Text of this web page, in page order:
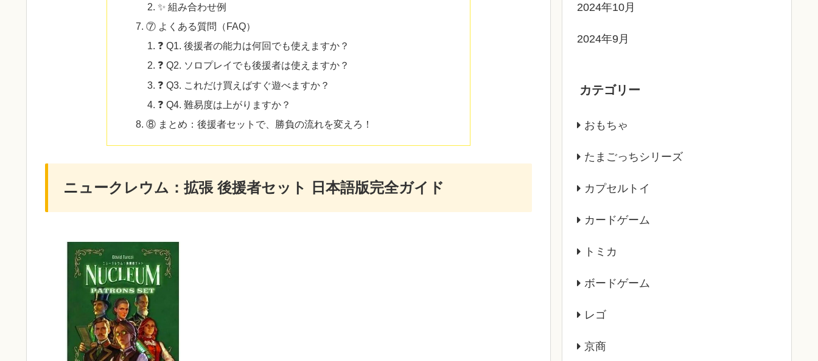
✨ 組み合わせ例
⑦ よくある質問（FAQ）
❓ Q1. 後援者の能力は何回でも使えますか？
❓ Q2. ソロプレイでも後援者は使えますか？
❓ Q3. これだけ買えばすぐ遊べますか？
❓ Q4. 難易度は上がりますか？
⑧ まとめ：後援者セットで、勝負の流れを変えろ！
ニュークレウム：拡張 後援者セット 日本語版完全ガイド
2024年10月
2024年9月
カテゴリー
おもちゃ
たまごっちシリーズ
カプセルトイ
カードゲーム
トミカ
ボードゲーム
レゴ
京商